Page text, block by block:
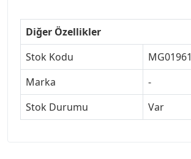
Diğer Özellikler
Stok Kodu
MG01961
Marka
-
Stok Durumu
Var